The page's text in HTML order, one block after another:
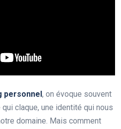
personnel , on évoque souvent
qui claque, une identité qui nous
domaine. Mais comment